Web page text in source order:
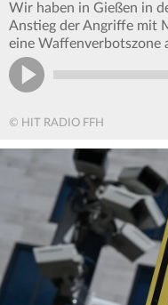
Wir haben in Gießen in
Anstieg der Angriffe mit
eine Waffenverbotszone
© HIT RADIO FFH